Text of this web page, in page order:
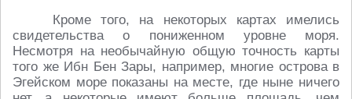
Кроме того, на некоторых картах имелись
свидетельства о пониженном уровне моря.
Несмотря на необычайную общую точность карты
того же Ибн Бен Зары, например, многие острова в
Эгейском море показаны на месте, где ныне ничего